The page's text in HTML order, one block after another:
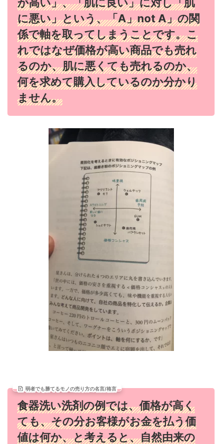
に悪い」という、「A」not A」の関
係で軸を取ってしまうことです。こ
れではなぜ価格が高い商品でも売れ
るのか、肌に悪くても売れるのか、
何を求めて購入しているのか分かり
ません。
弱者でも勝てるモノの売り方の名言/格言
食器洗い洗剤の例では、価格が高く
ても、その分お客様がお金を払う価
値は何か、と考えると、自然由来の